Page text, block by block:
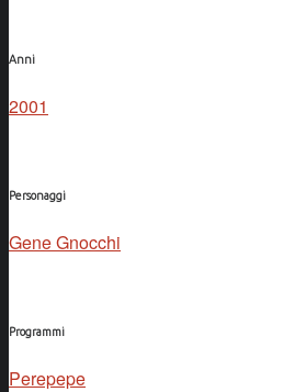
Anni
2001
Personaggi
Gene Gnocchi
Programmi
Perepepe